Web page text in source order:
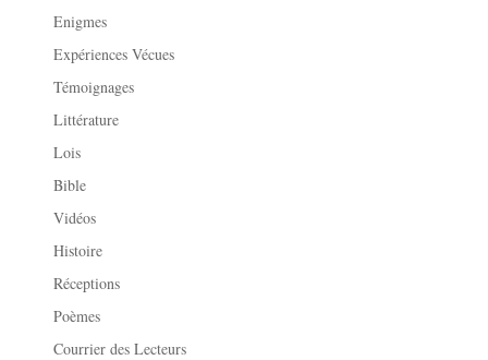
Enigmes
Expériences Vécues
Témoignages
Littérature
Lois
Bible
Vidéos
Histoire
Réceptions
Poèmes
Courrier des Lecteurs